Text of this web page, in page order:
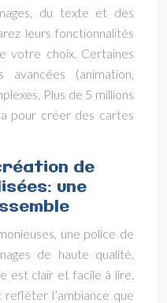
du texte et des
leurs fonctionnalités
votre choix. Certaines
(animation,
Plus de 5 millions
pour créer des cartes
de
une
une police de
de haute qualité.
est clair et facile à lire.
refléter l’ambiance que